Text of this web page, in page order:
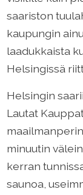
saariston
kaupungin
laadukkaista
Helsingissä
Helsingin
Lautat
minuutin
kerran
saunoa,